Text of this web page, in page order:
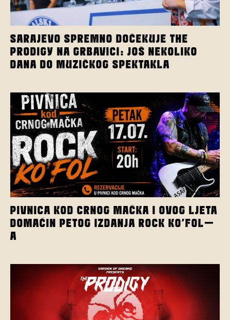
SARAJEVO SPREMNO DOČEKUJE THE
PRODIGY NA GRBAVICI: JOŠ NEKOLIKO
DANA DO MUZIČKOG SPEKTAKLA
PIVNICA KOD CRNOG MAČKA I OVOG LJETA
DOMAĆIN PETOG IZDANJA ROCK KO’FOL-
A